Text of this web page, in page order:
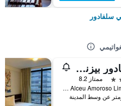
سلفادور
سالفادور بيزنس باي أفيكتور
ممتاز 8.2
Rua Alceu Amoroso Lima, 440, سلفادور, البرازيل